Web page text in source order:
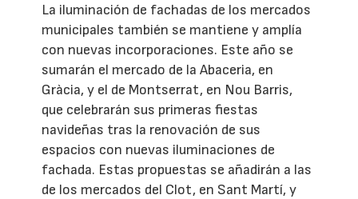
La iluminación de fachadas de los mercados
municipales también se mantiene y amplía
con nuevas incorporaciones. Este año se
sumarán el mercado de la Abaceria, en
Gràcia, y el de Montserrat, en Nou Barris,
que celebrarán sus primeras fiestas
navideñas tras la renovación de sus
espacios con nuevas iluminaciones de
fachada. Estas propuestas se añadirán a las
de los mercados del Clot, en Sant Martí, y